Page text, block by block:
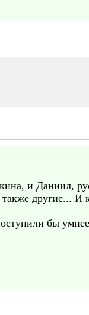
и Даниил,
другие... И к
бы